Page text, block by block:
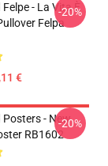
- La Vita È
Felpa
€
-20%
Posters - New
RB1602
-20%